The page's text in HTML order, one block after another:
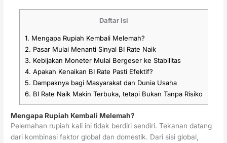
Daftar Isi
1. Mengapa Rupiah Kembali Melemah?
2. Pasar Mulai Menanti Sinyal BI Rate Naik
3. Kebijakan Moneter Mulai Bergeser ke Stabilitas
4. Apakah Kenaikan BI Rate Pasti Efektif?
5. Dampaknya bagi Masyarakat dan Dunia Usaha
6. BI Rate Naik Makin Terbuka, tetapi Bukan Tanpa Risiko
Mengapa Rupiah Kembali Melemah?
Pelemahan rupiah kali ini tidak berdiri sendiri. Tekanan datang
dari kombinasi faktor global dan domestik. Dari sisi global,